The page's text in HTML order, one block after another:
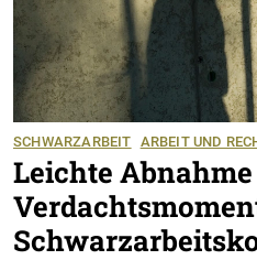
SCHWARZARBEIT ARBEIT UND
Leichte